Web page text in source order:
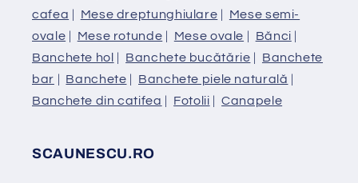
cafea | Mese dreptunghiulare | Mese semi-
ovale | Mese rotunde | Mese ovale | Bănci |
Banchete hol | Banchete bucătărie | Banchete
bar | Banchete | Banchete piele naturală |
Banchete din catifea | Fotolii |Canapele
SCAUNESCU.RO